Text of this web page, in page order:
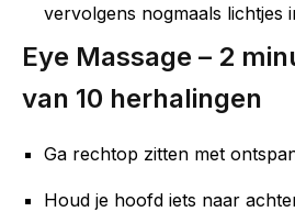
vervolgens nogmaals lichtjes
Eye Massage – 2
van 10 herhalingen
Ga rechtop zitten met
Houd je hoofd iets naar